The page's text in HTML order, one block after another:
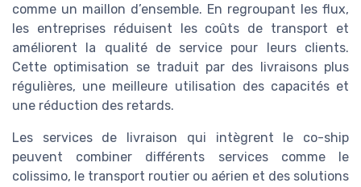
comme un maillon d’ensemble. En regroupant les flux,
les entreprises réduisent les coûts de transport et
améliorent la qualité de service pour leurs clients.
Cette optimisation se traduit par des livraisons plus
régulières, une meilleure utilisation des capacités et
une réduction des retards.
Les services de livraison qui intègrent le co-ship
peuvent combiner différents services comme le
colissimo, le transport routier ou aérien et des solutions